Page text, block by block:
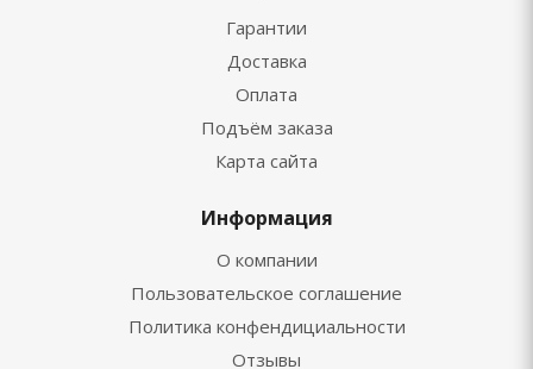
Гарантии
Доставка
Оплата
Подъём заказа
Карта сайта
Информация
О компании
Пользовательское соглашение
Политика конфендициальности
Отзывы